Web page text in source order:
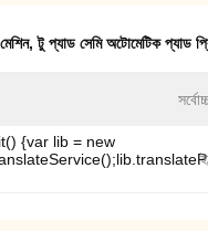
,টু প্যাড সেমি অটোমেটিক প্যাড
{var lib = new